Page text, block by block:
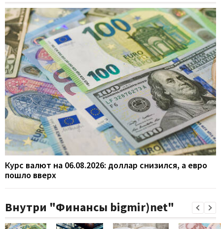
Курс валют на 06.08.2026: доллар снизился, а евро
пошло вверх
Внутри "Финансы bigmir)net"